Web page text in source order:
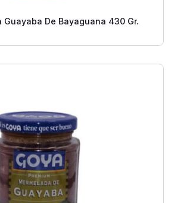
Guayaba De Bayaguana 430 Gr.